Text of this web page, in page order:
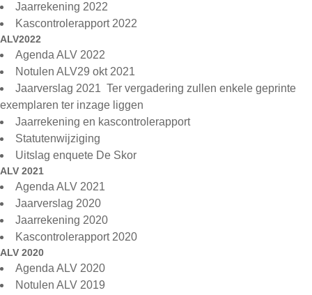
Jaarrekening 2022
Kascontrolerapport 2022
ALV2022
Agenda ALV 2022
Notulen ALV29 okt 2021
Jaarverslag 2021 Ter vergadering zullen enkele geprinte
exemplaren ter inzage liggen
Jaarrekening en kascontrolerapport
Statutenwijziging
Uitslag enquete De Skor
ALV 2021
Agenda ALV 2021
Jaarverslag 2020
Jaarrekening 2020
Kascontrolerapport 2020
ALV 2020
Agenda ALV 2020
Notulen ALV 2019